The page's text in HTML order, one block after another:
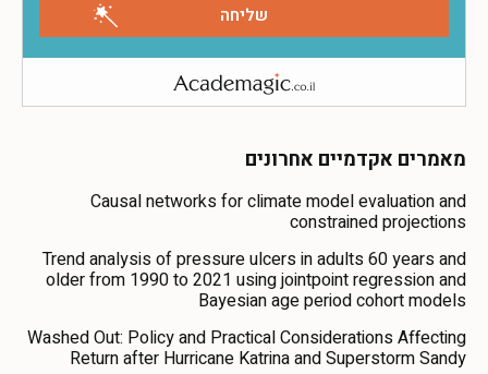
מאמרים אקדמיים אחרונים
Causal networks for climate model evaluation and
constrained projections
Trend analysis of pressure ulcers in adults 60 years and
older from 1990 to 2021 using jointpoint regression and
Bayesian age period cohort models
Washed Out: Policy and Practical Considerations Affecting
Return after Hurricane Katrina and Superstorm Sandy